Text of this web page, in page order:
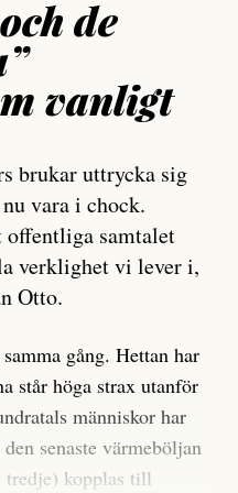
de
vanligt
brukar uttrycka sig
vara i chock.
samtalet
verklighet vi lever i,
Otto.
gång. Hettan har
står höga strax utanför
människor har
senaste värmeböljan
tredje) kopplas till